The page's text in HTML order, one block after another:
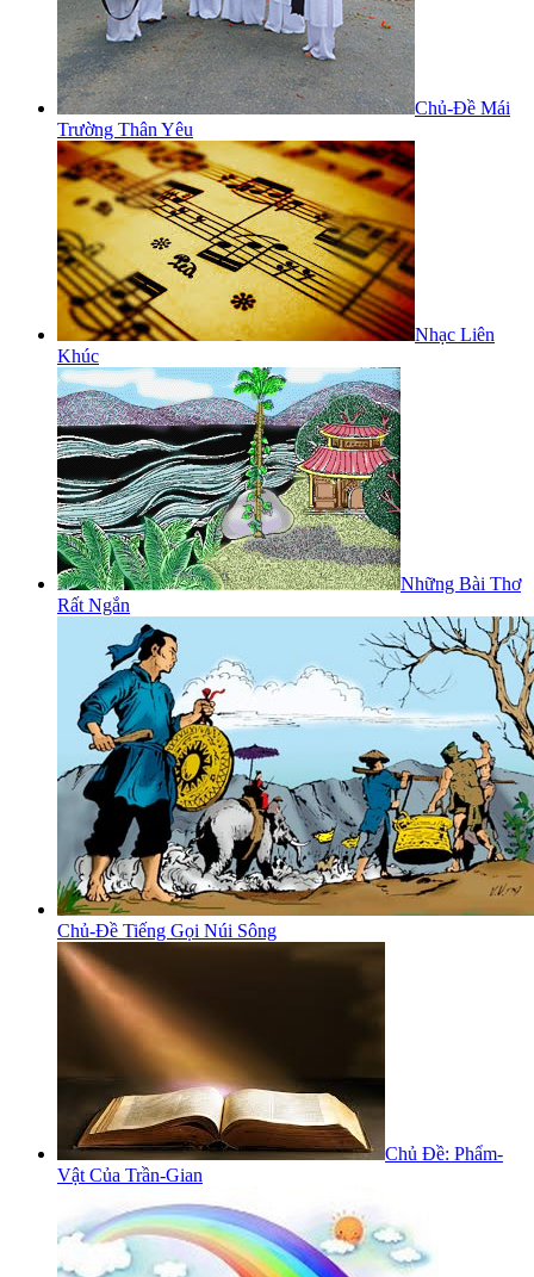
Chủ-Đề Mái
Trường Thân Yêu
Nhạc Liên
Khúc
Những Bài Thơ
Rất Ngắn
Chủ-Đề Tiếng Gọi Núi Sông
Chủ Đề: Phẩm-
Vật Của Trần-Gian